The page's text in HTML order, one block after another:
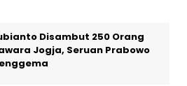
Disambut 250 Orang
Jogja, Seruan Prabowo